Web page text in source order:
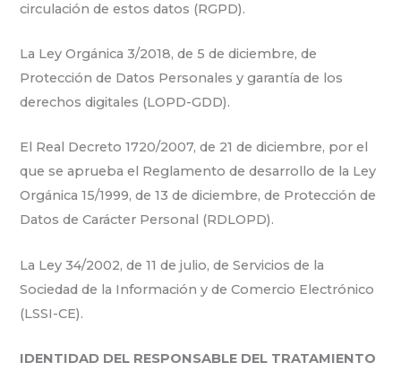
circulación de estos datos (RGPD).
La Ley Orgánica 3/2018, de 5 de diciembre, de
Protección de Datos Personales y garantía de los
derechos digitales (LOPD-GDD).
El Real Decreto 1720/2007, de 21 de diciembre, por el
que se aprueba el Reglamento de desarrollo de la Ley
Orgánica 15/1999, de 13 de diciembre, de Protección de
Datos de Carácter Personal (RDLOPD).
La Ley 34/2002, de 11 de julio, de Servicios de la
Sociedad de la Información y de Comercio Electrónico
(LSSI-CE).
IDENTIDAD DEL RESPONSABLE DEL TRATAMIENTO